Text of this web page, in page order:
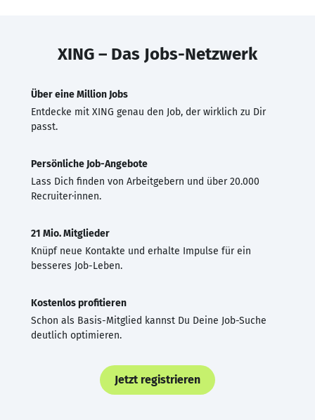
XING – Das Jobs-Netzwerk
Über eine Million Jobs
Entdecke mit XING genau den Job, der wirklich zu Dir
passt.
Persönliche Job-Angebote
Lass Dich finden von Arbeitgebern und über 20.000
Recruiter·innen.
21 Mio. Mitglieder
Knüpf neue Kontakte und erhalte Impulse für ein
besseres Job-Leben.
Kostenlos profitieren
Schon als Basis-Mitglied kannst Du Deine Job-Suche
deutlich optimieren.
Jetzt registrieren